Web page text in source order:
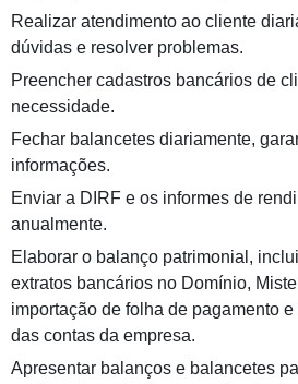
Realizar atendimento ao cliente
dúvidas e resolver problemas.
Preencher cadastros bancários de
necessidade.
Fechar balancetes diariamente,
informações.
Enviar a DIRF e os informes de
anualmente.
Elaborar o balanço patrimonial,
extratos bancários no Domínio,
importação de folha de pagamento
das contas da empresa.
Apresentar balanços e balancetes